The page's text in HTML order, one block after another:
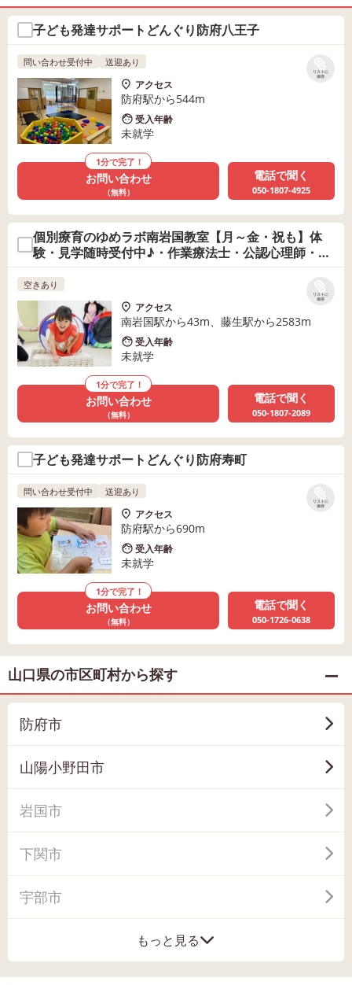
子ども発達サポートどんぐり防府八王子
リストに
保存
問い合わせ受付中 送迎あり
アクセス
防府駅から544m
受入年齢
未就学
1分で完了！
お問い合わせ
（無料）
電話で聞く
050-1807-4925
個別療育のゆめラボ南岩国教室【月～金・祝も】体
験・見学随時受付中♪・作業療法士・公認心理師・保
育士・児童指導員
リストに
保存
空きあり
アクセス
南岩国駅から43m、藤生駅から2583m
受入年齢
未就学
1分で完了！
お問い合わせ
（無料）
電話で聞く
050-1807-2089
子ども発達サポートどんぐり防府寿町
リストに
保存
問い合わせ受付中 送迎あり
アクセス
防府駅から690m
受入年齢
未就学
1分で完了！
お問い合わせ
（無料）
電話で聞く
050-1726-0638
山口県の市区町村から探す
防府市
山陽小野田市
岩国市
下関市
宇部市
もっと見る